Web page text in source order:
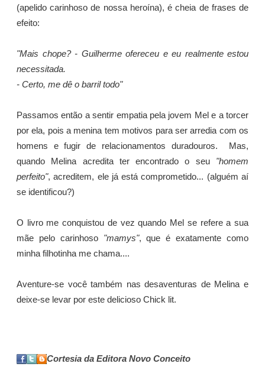
(apelido carinhoso de nossa heroína), é cheia de frases de
efeito:
"Mais chope? - Guilherme ofereceu e eu realmente estou
necessitada.
- Certo, me dê o barril todo"
Passamos então a sentir empatia pela jovem Mel e a torcer
por ela, pois a menina tem motivos para ser arredia com os
homens e fugir de relacionamentos duradouros. Mas,
quando Melina acredita ter encontrado o seu "homem
perfeito", acreditem, ele já está comprometido... (alguém aí
se identificou?)
O livro me conquistou de vez quando Mel se refere a sua
mãe pelo carinhoso "mamys", que é exatamente como
minha filhotinha me chama....
Aventure-se você também nas desaventuras de Melina e
deixe-se levar por este delicioso Chick lit.
Cortesia da Editora Novo Conceito